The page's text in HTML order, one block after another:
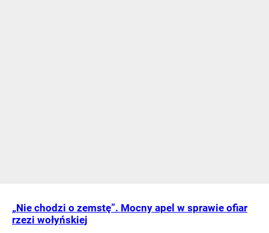
„Nie chodzi o zemstę”. Mocny apel w sprawie ofiar
rzezi wołyńskiej